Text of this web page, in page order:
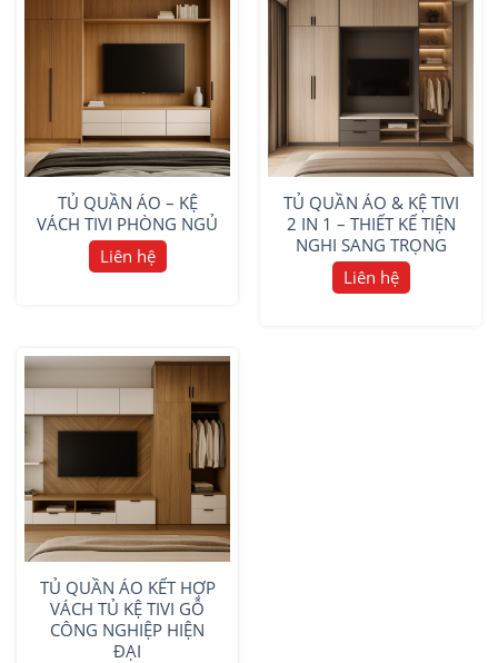
TỦ QUẦN ÁO – KỆ
VÁCH TIVI PHÒNG NGỦ
Liên hệ
TỦ QUẦN ÁO & KỆ TIVI
2 IN 1 – THIẾT KẾ TIỆN
NGHI SANG TRỌNG
Liên hệ
TỦ QUẦN ÁO KẾT HỢP
VÁCH TỦ KỆ TIVI GỖ
CÔNG NGHIỆP HIỆN
ĐẠI